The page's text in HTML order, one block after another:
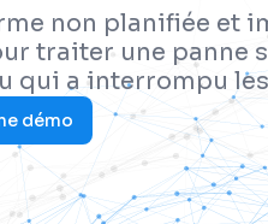
non planifiée et
traiter une panne
qui a interrompu
démo